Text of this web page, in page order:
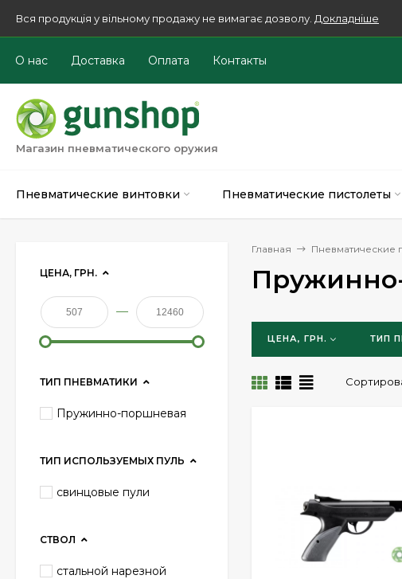
Вся продукція у вільному продажу не вимагає дозволу. Докладніше
О нас Доставка Оплата Контакты
Магазин пневматического оружия
Пневматические винтовки Пневматические пистолеты
Главная Пневматические
ЦЕНА, ГРН. ТИП
ЦЕНА, ГРН.
—
ТИП ПНЕВМАТИКИ
Пружинно-поршневая
ТИП ИСПОЛЬЗУЕМЫХ ПУЛЬ
свинцовые пули
СТВОЛ
стальной нарезной